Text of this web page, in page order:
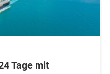
Tage mit